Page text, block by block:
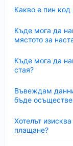
Какво е пин
Къде мога да
мястото за
Къде мога да
стая?
Въвеждам
бъде
Хотелът
плащане?